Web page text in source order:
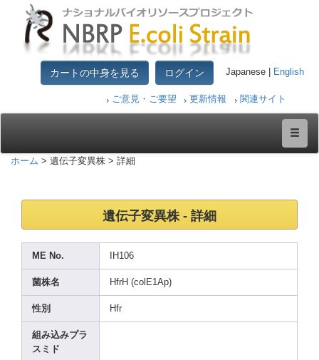
カートの中身を見る ログイン Japanese | English
ご意見・ご要望 更新情報 関連サイト
ホーム > 遺伝子変異株 > 詳細
遺伝子変異株 - 詳細
ME No. IH106
菌株名 HfrH (colE1Ap)
性別 Hfr
組み込みプラ
スミド